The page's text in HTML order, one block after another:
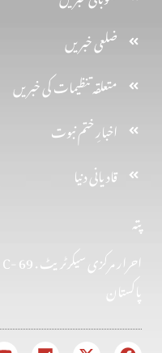
پتہ
پاکستان
ضلعی خبریں
متعلقہ تنظیمات کی خبریں
اخبارِ ختم نبوت
قادیانی دنیا